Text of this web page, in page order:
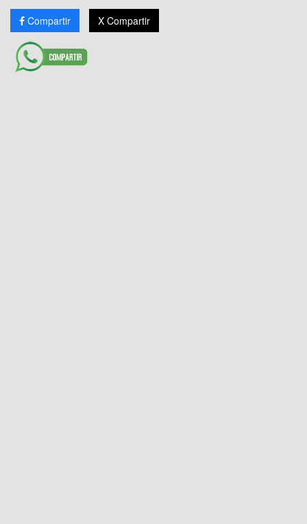
Compartir X Compartir